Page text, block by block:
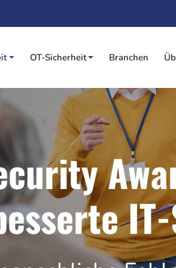
OT-Sicherheit Branchen